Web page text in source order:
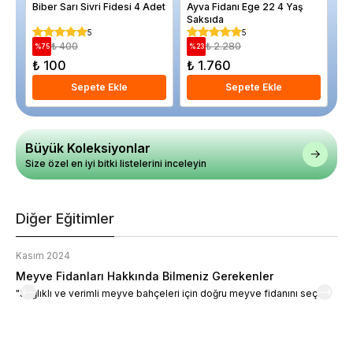
Biber Sarı Sivri Fidesi 4 Adet
5
%75 ₺ 400
₺ 100
Sepete Ekle
Ayva Fidanı Ege 22 4 Yaş
Saksıda
5
%23 ₺ 2.280
₺ 1.760
Sepete Ekle
Büyük Koleksiyonlar
Size özel en iyi bitki listelerini inceleyin
Diğer Eğitimler
Kasım 2024
Meyve Fidanları Hakkında Bilmeniz Gerekenler
"Sağlıklı ve verimli meyve bahçeleri için doğru meyve fidanını seçin."